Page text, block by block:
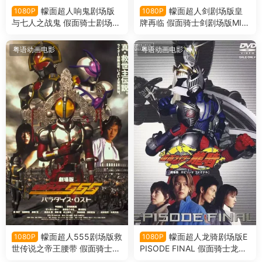
1080P
幪面超人响鬼剧场版
与七人之战鬼 假面骑士剧场版
1080P
幪面超人剑剧场版皇
牌再临 假面骑士剑剧场版MIS
粤语动画电影
1080P
幪面超人555剧场版救
世传说之帝王腰带 假面骑士5
粤语动画电影
1080P
幪面超人龙骑剧场版E
PISODE FINAL 假面骑士龙骑